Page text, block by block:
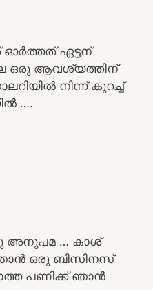
ഏട്ടന്
ഒരു ആവശ്യത്തിന്
നിന്ന് കുറച്ച്
….
അനുപമ … കാശ്
ഒരു ബിസിനസ്
പണിക്ക് ഞാൻ